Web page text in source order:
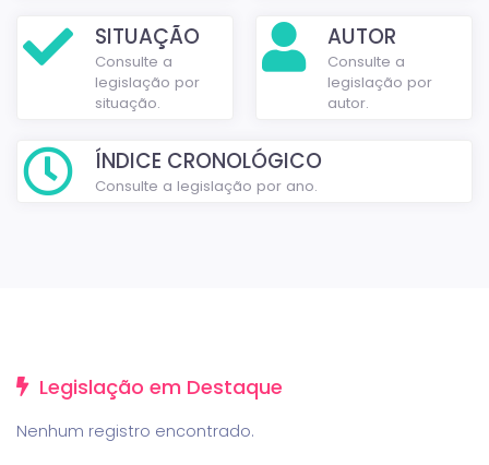
SITUAÇÃO
Consulte a
legislação por
situação.
AUTOR
Consulte a
legislação por
autor.
ÍNDICE CRONOLÓGICO
Consulte a legislação por ano.
Legislação em Destaque
Nenhum registro encontrado.